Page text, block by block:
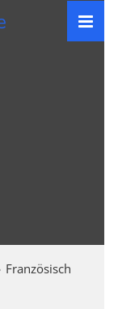
Französisch